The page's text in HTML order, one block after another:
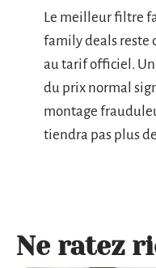
Le meilleur filtre
family deals reste
au tarif officiel.
du prix normal
montage
tiendra pas plus
Ne ratez